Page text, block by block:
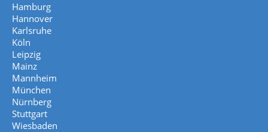
Hamburg
Hannover
Karlsruhe
Köln
Leipzig
Mainz
Mannheim
München
Nürnberg
Stuttgart
Wiesbaden